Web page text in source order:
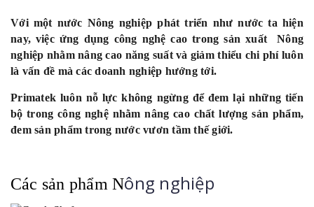
Với một nước Nông nghiệp phát triển như nước ta hiện
nay, việc ứng dụng công nghệ cao trong sản xuất Nông
nghiệp nhằm nâng cao năng suất và giảm thiểu chi phí luôn
là vấn đề mà các doanh nghiệp hướng tới.
Primatek luôn nỗ lực không ngừng để đem lại những tiến
bộ trong công nghệ nhằm nâng cao chất lượng sản phẩm,
đem sản phẩm trong nước vươn tầm thế giới.
Các sản phẩm Nông nghiệp